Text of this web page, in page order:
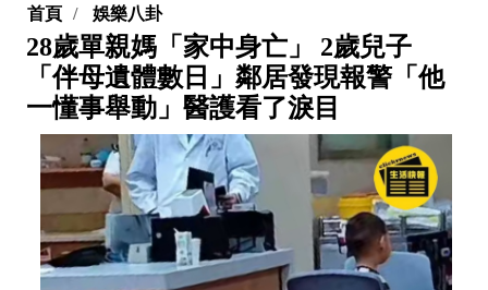
首頁 娛樂八卦
28歲單親媽「家中身亡」 2歲兒子
「伴母遺體數日」鄰居發現報警「他
一懂事舉動」醫護看了淚目